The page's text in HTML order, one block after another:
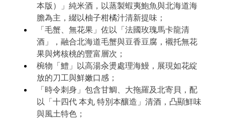
本版）」純米酒，以蒸製蝦夷鮑魚與北海道海
膽為主，綴以柚子柑橘汁清新提味；
「毛蟹、無花果」佐以「法國玫瑰馬卡龍清
酒」，融合北海道毛蟹與豆香豆腐，襯托無花
果與烤核桃的豐富層次；
椀物「鱧」以高湯汆燙處理海鰻，展現如花綻
放的刀工與鮮嫩口感；
「時令刺身」包含甘鯛、大拖羅及北寄貝，配
以「十四代 本丸 特別本釀造」清酒，凸顯鮮味
與風土特色；